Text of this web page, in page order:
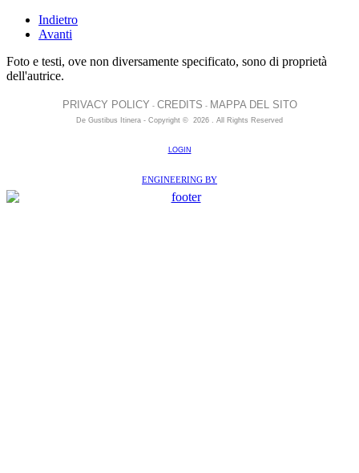
Indietro
Avanti
Foto e testi, ove non diversamente specificato, sono di proprietà
dell'autrice.
PRIVACY POLICY - CREDITS - MAPPA DEL SITO
De Gustibus Itinera - Copyright © 2026 All Rights Reserved
LOGIN
ENGINEERING BY